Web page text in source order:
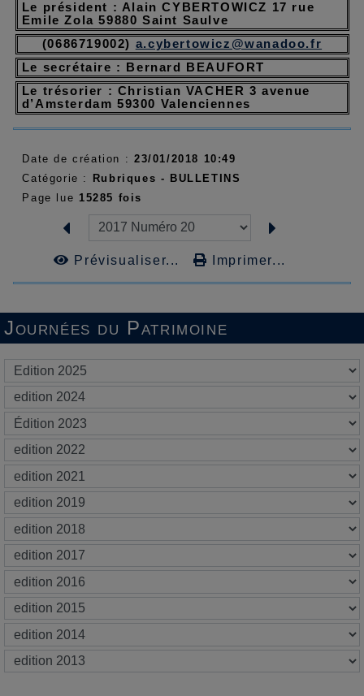
Journées du Patrimoine
Le président : Alain CYBERTOWICZ 17 rue
Emile Zola 59880 Saint Saulve
(0686719002) a.cybertowicz@wanadoo.fr
Le secrétaire : Bernard BEAUFORT
Le trésorier : Christian VACHER 3 avenue
d’Amsterdam 59300 Valenciennes
Date de création : 23/01/2018 10:49
Catégorie : Rubriques - BULLETINS
Page lue 15285 fois
Prévisualiser... Imprimer...